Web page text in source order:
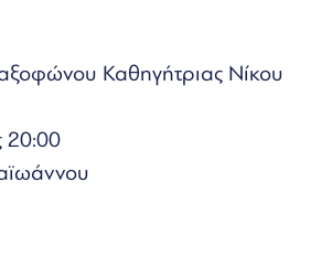
Καθηγήτριας Νίκου
20:00